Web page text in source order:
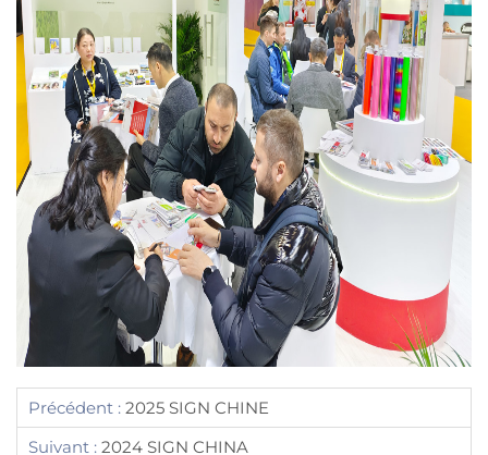
Précédent : 2025 SIGN CHINE
Suivant : 2024 SIGN CHINA